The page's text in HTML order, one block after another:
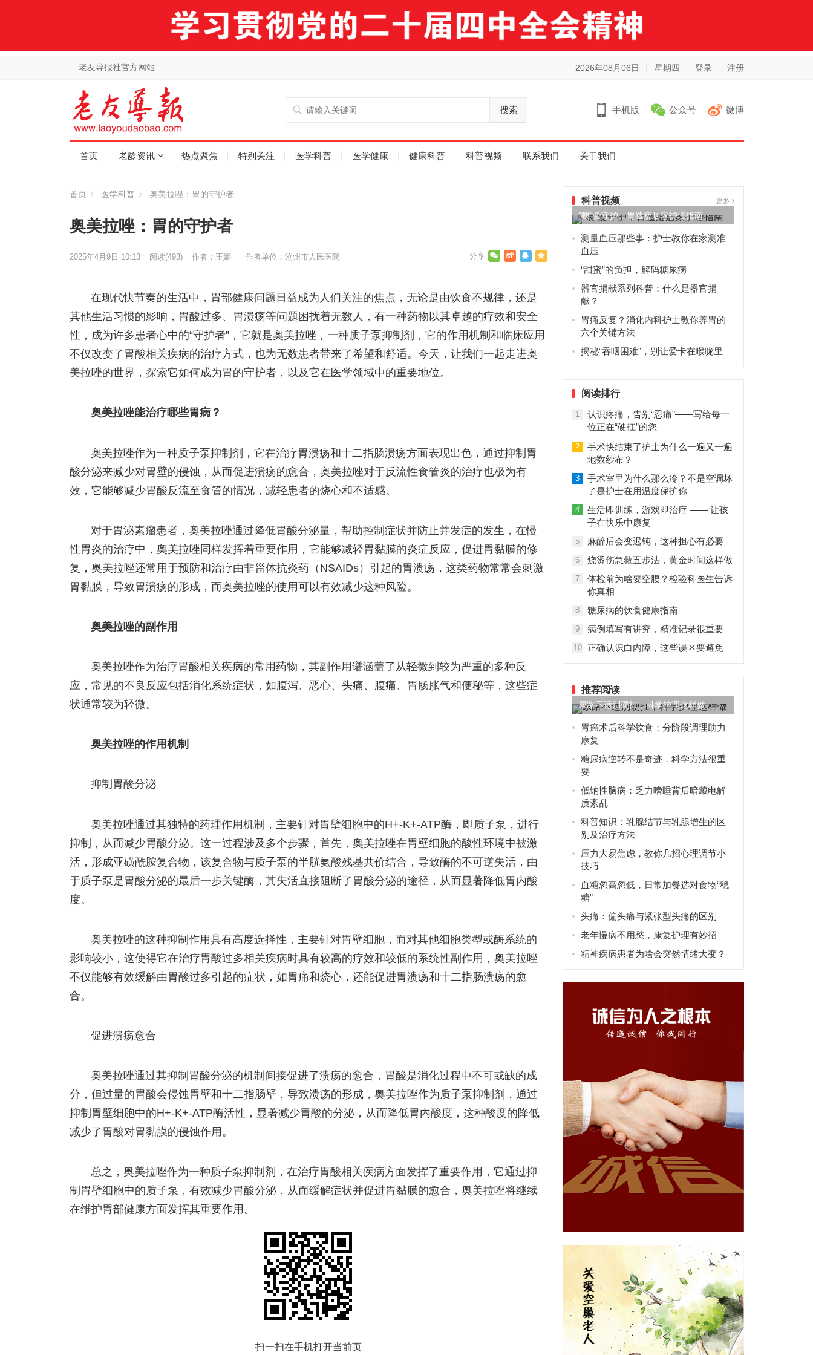
老友导报社官方网站 2026年08月06日 星期四 登录 注册
搜索 手机版 公众号 微博
首页 老龄资讯 热点聚焦 特别关注 医学科普 医学健康 健康科普 科普视频 联系我们 关于我们
首页 医学科普 奥美拉唑：胃的守护者
奥美拉唑：胃的守护者
作者：王娜 作者单位：沧州市人民医院
2025年4月9日 10:13 阅读(493)
在现代快节奏的生活中，胃部健康问题日益成为人们关注的焦点，无论是由饮食不规律，还是
其他生活习惯的影响，胃酸过多、胃溃疡等问题困扰着无数人，有一种药物以其卓越的疗效和安全
性，成为许多患者心中的“守护者”，它就是奥美拉唑，一种质子泵抑制剂，它的作用机制和临床应用
不仅改变了胃酸相关疾病的治疗方式，也为无数患者带来了希望和舒适。今天，让我们一起走进奥
美拉唑的世界，探索它如何成为胃的守护者，以及它在医学领域中的重要地位。
奥美拉唑能治疗哪些胃病？
奥美拉唑作为一种质子泵抑制剂，它在治疗胃溃疡和十二指肠溃疡方面表现出色，通过抑制胃
酸分泌来减少对胃壁的侵蚀，从而促进溃疡的愈合，奥美拉唑对于反流性食管炎的治疗也极为有
效，它能够减少胃酸反流至食管的情况，减轻患者的烧心和不适感。
对于胃泌素瘤患者，奥美拉唑通过降低胃酸分泌量，帮助控制症状并防止并发症的发生，在慢
性胃炎的治疗中，奥美拉唑同样发挥着重要作用，它能够减轻胃黏膜的炎症反应，促进胃黏膜的修
复，奥美拉唑还常用于预防和治疗由非甾体抗炎药（NSAIDs）引起的胃溃疡，这类药物常常会刺激
胃黏膜，导致胃溃疡的形成，而奥美拉唑的使用可以有效减少这种风险。
奥美拉唑的副作用
奥美拉唑作为治疗胃酸相关疾病的常用药物，其副作用谱涵盖了从轻微到较为严重的多种反
应，常见的不良反应包括消化系统症状，如腹泻、恶心、头痛、腹痛、胃肠胀气和便秘等，这些症
状通常较为轻微。
奥美拉唑的作用机制
抑制胃酸分泌
奥美拉唑通过其独特的药理作用机制，主要针对胃壁细胞中的H+-K+-ATP酶，即质子泵，进行
抑制，从而减少胃酸分泌。这一过程涉及多个步骤，首先，奥美拉唑在胃壁细胞的酸性环境中被激
活，形成亚磺酰胺复合物，该复合物与质子泵的半胱氨酸残基共价结合，导致酶的不可逆失活，由
于质子泵是胃酸分泌的最后一步关键酶，其失活直接阻断了胃酸分泌的途径，从而显著降低胃内酸
度。
奥美拉唑的这种抑制作用具有高度选择性，主要针对胃壁细胞，而对其他细胞类型或酶系统的
影响较小，这使得它在治疗胃酸过多相关疾病时具有较高的疗效和较低的系统性副作用，奥美拉唑
不仅能够有效缓解由胃酸过多引起的症状，如胃痛和烧心，还能促进胃溃疡和十二指肠溃疡的愈
合。
促进溃疡愈合
奥美拉唑通过其抑制胃酸分泌的机制间接促进了溃疡的愈合，胃酸是消化过程中不可或缺的成
分，但过量的胃酸会侵蚀胃壁和十二指肠壁，导致溃疡的形成，奥美拉唑作为质子泵抑制剂，通过
抑制胃壁细胞中的H+-K+-ATP酶活性，显著减少胃酸的分泌，从而降低胃内酸度，这种酸度的降低
减少了胃酸对胃黏膜的侵蚀作用。
总之，奥美拉唑作为一种质子泵抑制剂，在治疗胃酸相关疾病方面发挥了重要作用，它通过抑
制胃壁细胞中的质子泵，有效减少胃酸分泌，从而缓解症状并促进胃黏膜的愈合，奥美拉唑将继续
在维护胃部健康方面发挥其重要作用。
扫一扫在手机打开当前页
科普视频 更多
“喂”爱守护，胃造瘘居家护理指南
测量血压那些事：护士教你在家测准
血压
“甜蜜”的负担，解码糖尿病
器官捐献系列科普：什么是器官捐
献？
胃痛反复？消化内科护士教你养胃的
六个关键方法
揭秘“吞咽困难”，别让爱卡在喉咙里
阅读排行
1
认识疼痛，告别“忍痛”——写给每一
位正在“硬扛”的您
2
手术快结束了护士为什么一遍又一遍
地数纱布？
3
手术室里为什么那么冷？不是空调坏
了是护士在用温度保护你
4
生活即训练，游戏即治疗 —— 让孩
子在快乐中康复
5 麻醉后会变迟钝，这种担心有必要
6 烧烫伤急救五步法，黄金时间这样做
7
体检前为啥要空腹？检验科医生告诉
你真相
8 糖尿病的饮食健康指南
9 病例填写有讲究，精准记录很重要
10 正确认识白内障，这些误区要避免
推荐阅读
尿路不适别硬扛，科学护理这样做
胃癌术后科学饮食：分阶段调理助力
康复
糖尿病逆转不是奇迹，科学方法很重
要
低钠性脑病：乏力嗜睡背后暗藏电解
质紊乱
科普知识：乳腺结节与乳腺增生的区
别及治疗方法
压力大易焦虑，教你几招心理调节小
技巧
血糖忽高忽低，日常加餐选对食物“稳
糖”
头痛：偏头痛与紧张型头痛的区别
老年慢病不用愁，康复护理有妙招
精神疾病患者为啥会突然情绪大变？